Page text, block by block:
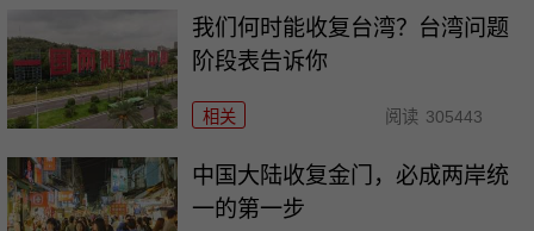
我们何时能收复台湾？台湾问题
阶段表告诉你
相关 阅读 305443
中国大陆收复金门，必成两岸统
一的第一步